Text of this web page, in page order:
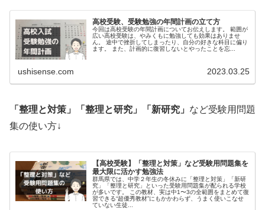
高校受験、受験勉強の年間計画の立て方
今回は高校受験の年間計画についてお伝えします。 範囲が
広い高校受験は、やみくもに勉強しても効果はありませ
ん。 途中で挫折してしまったり、自分の好きな科目に偏り
ます。 また、計画的に復習しないとやったことを忘...
ushisense.com 2023.03.25
「整理と対策」「整理と研究」「新研究」 など受験用問題
集の使い方↓
【高校受験】「整理と対策」など受験用問題集を
最大限に活かす勉強法
群馬県では、中学２年生の冬休みに「整理と対策」「新研
究」「整理と研究」といった受験用問題集が配られる学校
が多いです。 この教材、実は中1〜3の全範囲をまとめて復
習できる“超優秀教材”にもかかわらず、うまく使いこなせ
ていない生徒...